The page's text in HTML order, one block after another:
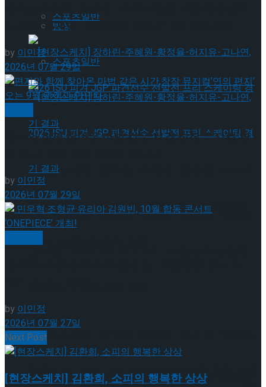
스포츠일반
[현장스케치] 장하린-주혜원-황정율-허지유-
고나연, 2026 ISU 피겨 JGP 파견선수 선발전
프리 스케이팅 경기 결과
[현장스케치] 이규리-전효은-김지유-박하영,
2026 ISU 피겨 JGP 파견선수 선발전 프리 스케
빙상
스포츠일반
[현장스케치] 장하린-주혜원-황정율-허지유-
[현장스케치] 이규리-전효은-김지유-박하영,
셰익스피어의 ‘오셀로’, 록뮤지컬로 새롭게 탄생하
다.창작 뮤지컬 ‘오셀로와 이아고’ 9월 8일 개막!
by이민정
2026년 07월 29일
편지와 함께 찾아온 마법 같은 시간,창작 뮤지컬’연
by이민정
2026년 07월 29일
by이민정
2026년 07월 27일
Next Post
[현장스케치] 김환희, 소피의 행복한 상상